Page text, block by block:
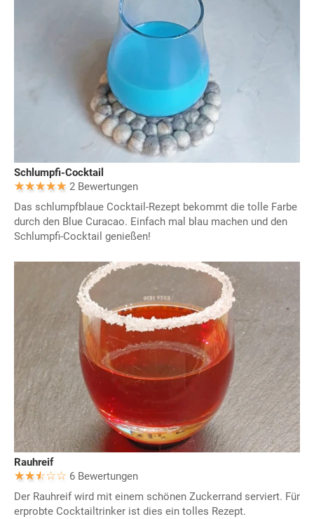
Schlumpfi-Cocktail
2 Bewertungen
Das schlumpfblaue Cocktail-Rezept bekommt die tolle Farbe
durch den Blue Curacao. Einfach mal blau machen und den
Schlumpfi-Cocktail genießen!
Rauhreif
6 Bewertungen
Der Rauhreif wird mit einem schönen Zuckerrand serviert. Für
erprobte Cocktailtrinker ist dies ein tolles Rezept.